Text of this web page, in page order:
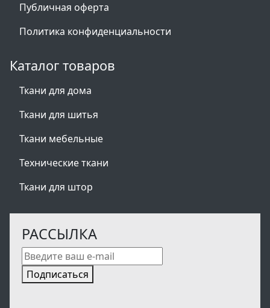
Публичная оферта
Политика конфиденциальности
Каталог товаров
Ткани для дома
Ткани для шитья
Ткани мебельные
Технические ткани
Ткани для штор
РАССЫЛКА
Подписаться